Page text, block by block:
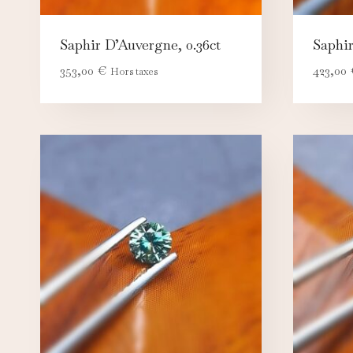
Saphir D’Auvergne, 0.36ct
353,00 € Hors taxes 423,00